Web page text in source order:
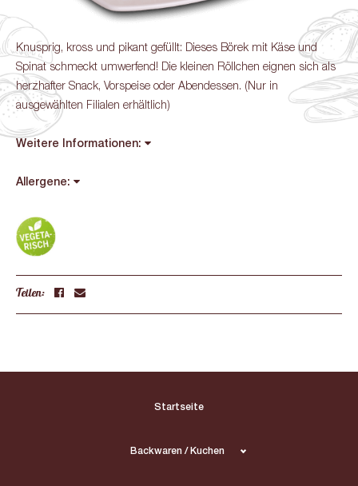
Knusprig, kross und pikant gefüllt: Dieses Börek mit Käse und
Spinat schmeckt umwerfend! Die kleinen Röllchen eignen sich als
herzhafter Snack, Vorspeise oder Abendessen. (Nur in
ausgewählten Filialen erhältlich)
Weitere Informationen:
Allergene:
Teilen:
Startseite
Backwaren / Kuchen